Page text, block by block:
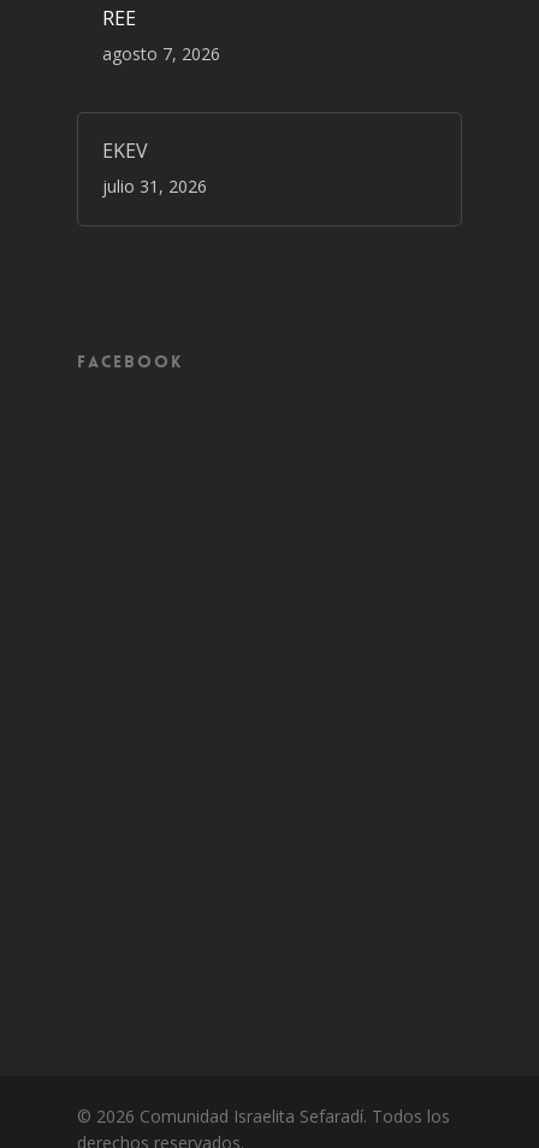
REE
agosto 7, 2026
EKEV
julio 31, 2026
Facebook
© 2026 Comunidad Israelita Sefaradí. Todos los
derechos reservados.